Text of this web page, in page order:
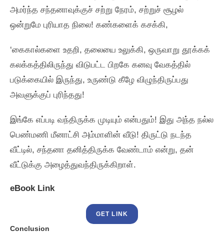
அமர்ந்த சந்தனாவுக்குச்‌ சற்று நேரம்‌, சற்றுச்‌ சூழல்‌
ஒன்றுமே புரியாத நிலை! கண்களைக்‌ கசக்கி,
‘கைகால்களை உதறி, தலையை உலுக்கி, ஒருவாறு தூக்கக்‌
கலக்கத்திலிருந்து விடுபட்ட பிறகே கனவு வேகத்தில்‌
படுக்கையில்‌ இருந்து, உருண்டு கீழே விழுந்திருப்பது
அவளுக்குப்‌ புரிந்தது!
இங்கே எப்படி வந்திருக்க முடியும்‌ என்பதும்‌! இது அந்த நல்ல
பெண்மணி மீனாட்சி அம்மாளின்‌ வீடு! திருட்டு நடந்த
வீட்டில்‌, சந்தனா தனித்திருக்க வேண்டாம்‌ என்று, தன்‌
வீட்டுக்கு அழைத்துவந்திருக்கிறாள்‌.
eBook Link
GET LINK
Conclusion